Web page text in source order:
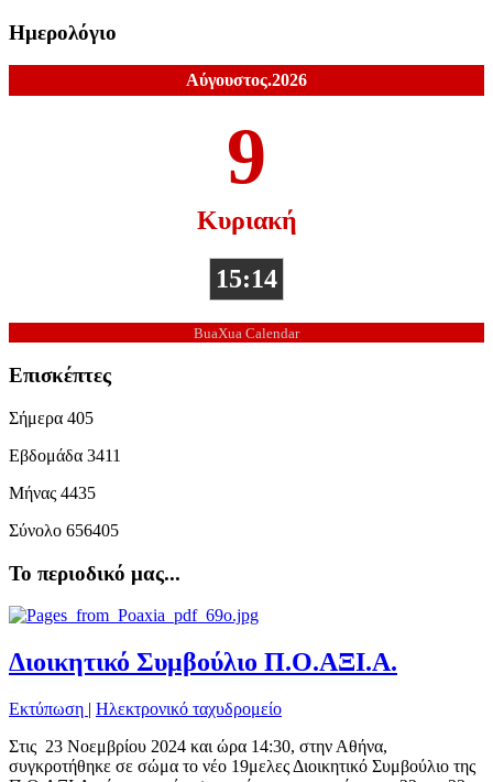
Ημερολόγιο
Αύγουστος.2026
9
Κυριακή
15:14
BuaXua Calendar
Επισκέπτες
Σήμερα 405
Εβδομάδα 3411
Μήνας 4435
Σύνολο 656405
Το περιοδικό μας...
Διοικητικό Συμβούλιο Π.Ο.ΑΞΙ.Α.
Εκτύπωση | Ηλεκτρονικό ταχυδρομείο
Στις 23 Νοεμβρίου 2024 και ώρα 14:30, στην Αθήνα,
συγκροτήθηκε σε σώμα το νέο 19μελες Διοικητικό Συμβούλιο της